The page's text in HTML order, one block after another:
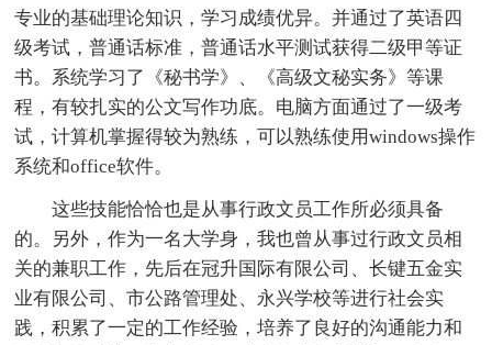
专业的基础理论知识，学习成绩优异。并通过了英语四
级考试，普通话标准，普通话水平测试获得二级甲等证
书。系统学习了《秘书学》、《高级文秘实务》等课
程，有较扎实的公文写作功底。电脑方面通过了一级考
试，计算机掌握得较为熟练，可以熟练使用windows操作
系统和office软件。
这些技能恰恰也是从事行政文员工作所必须具备
的。另外，作为一名大学身，我也曾从事过行政文员相
关的兼职工作，先后在冠升国际有限公司、长键五金实
业有限公司、市公路管理处、永兴学校等进行社会实
践，积累了一定的工作经验，培养了良好的沟通能力和